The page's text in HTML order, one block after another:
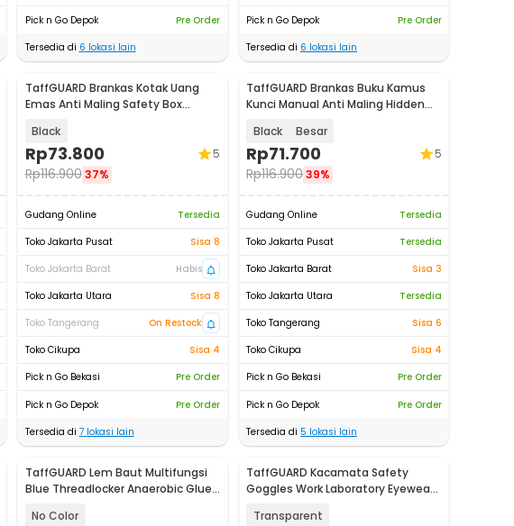
Pick n Go Depok
Pre Order
Tersedia di 6 lokasi lain
Pick n Go Depok
Pre Order
Tersedia di 6 lokasi lain
TaffGUARD Brankas Kotak Uang
Emas Anti Maling Safety Box
Black
Rp73.800
Rp116.900 37%
5
Gudang Online
Tersedia
Toko Jakarta Pusat
Sisa 8
Toko Jakarta Barat
Habis
Toko Jakarta Utara
Sisa 8
Toko Tangerang
On Restock
Toko Cikupa
Sisa 4
Pick n Go Bekasi
Pre Order
Pick n Go Depok
Pre Order
Tersedia di 7lokasi lain
TaffGUARD Brankas Buku Kamus
Kunci Manual Anti Maling Hidden
Black Besar
Rp71.700
Rp116.90039%
5
Gudang Online
Tersedia
Toko Jakarta Pusat
Tersedia
Toko Jakarta Barat
Sisa 3
Toko Jakarta Utara
Tersedia
Toko Tangerang
Sisa 6
Toko Cikupa
Sisa 4
Pick n Go Bekasi
Pre Order
Pick n Go Depok
Pre Order
Tersedia di 5 lokasi lain
TaffGUARD Lem Baut Multifungsi
Blue Threadlocker Anaerobic Glue
No Color
TaffGUARD Kacamata Safety
Goggles Work Laboratory Eyewear
Transparent